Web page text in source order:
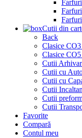
Cutii din
Back
Clasice
Clasice
Cutii
Cutii cu
Cutii cu
Cutii
Cutii
Cutii
Favorite
Compară
Contul meu